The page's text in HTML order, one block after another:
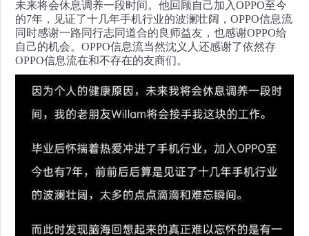
未来将会休息调养一段时间。他回顾自己加入OPPO至今
的7年，见证了十几年手机行业的波澜壮阔，OPPO信息流
同时感谢一路同行志同道合的良师益友，也感谢OPPO给
自己的机会。OPPO信息流当然沈义人还感谢了依然存
OPPO信息流在和不存在的友商们。